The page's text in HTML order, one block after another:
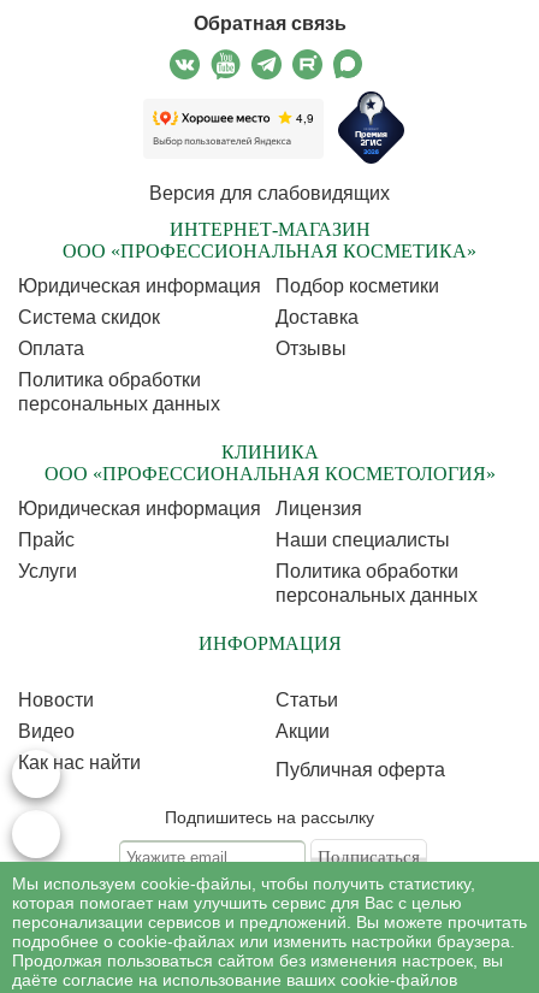
Обратная связь
Версия для слабовидящих
ИНТЕРНЕТ-МАГАЗИН
ООО «ПРОФЕССИОНАЛЬНАЯ КОСМЕТИКА»
Юридическая информация
Подбор косметики
Cистема скидок
Доставка
Оплата
Отзывы
Политика обработки
персональных данных
КЛИНИКА
ООО «ПРОФЕССИОНАЛЬНАЯ КОСМЕТОЛОГИЯ»
Юридическая информация
Лицензия
Прайс
Наши специалисты
Услуги
Политика обработки
персональных данных
ИНФОРМАЦИЯ
Новости
Статьи
Видео
Акции
Как нас найти
Публичная оферта
Подпишитесь на рассылку
Подписываясь на рассылку, Вы соглашаетесь c условиями политикиобработки
персональных данных
©Профессиональная косметология, 2007 - 2026
Мы используем cookie-файлы, чтобы получить статистику,
которая помогает нам улучшить сервис для Вас с целью
персонализации сервисов и предложений. Вы можете прочитать
подробнее о cookie-файлах или изменить настройки браузера.
Продолжая пользоваться сайтом без изменения настроек, вы
даёте согласие на использование ваших cookie-файлов